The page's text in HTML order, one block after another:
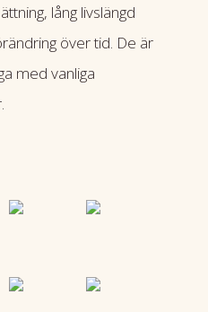
lång livslängd
över tid. De är
med vanliga